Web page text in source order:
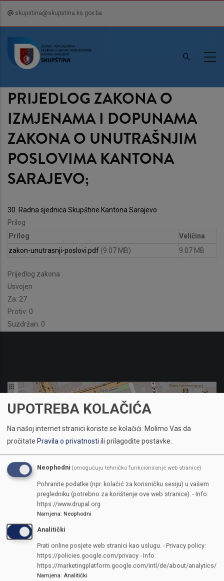
content
skupstina@skupstina.ks.gov.ba
PRIJEDLOG ZAKONA O
IZMJENAMA I DOPUNAMA
ZAKONA O UNUTRAŠNJIM
POSLOVIMA KANTONA
SARAJEVO;
30. Radna sjednica Skupštine Kantona Sarajevo
Prilog
Prilog
Veličina
zakon-unutrasnji-poslovi.pdf (9.07 MB) 9.07 MB
Prijedlog zakona
Usvojen
Za: 27
Protiv: 0
Suzdržan: 0
KONTAKTI
SKUPŠTINA
Adresa: Sarajevo, Reisa Džemaludina Čauševića 1
UPOTREBA KOLAČIĆA
Na našoj internet stranici koriste se kolačići. Molimo Vas da
pročitate Pravila o privatnostiili prilagodite postavke.
Neophodni (omogućuju tehničko funkcioniranje web stranice)
Pohranite podatke (npr. kolačić za korisničku sesiju) u vašem
pregledniku (potrebno za korištenje ove web stranice). - Info:
https://www.drupal.org
Namjena: Neophodni
Analitički
Prati online posjete web stranici kao uslugu. - Privacy policy:
https://policies.google.com/privacy - Info:
https://marketingplatform.google.com/intl/de/about/analytics/
Namjena: Analitički